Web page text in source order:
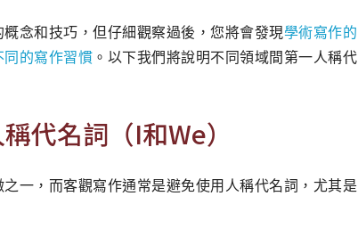
念和技巧，但仔細觀察過後，您將會發現學術寫作的
的寫作習慣 。以下我們將說明不同領域間第一人稱代
代名詞（I和We）
一，而客觀寫作通常是避免使用人稱代名詞，尤其是